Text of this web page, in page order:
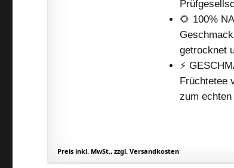
🌻 100%
getrocknet
⚡️
Früchtetee
zum
Preis inkl. MwSt., zzgl. Versandkosten